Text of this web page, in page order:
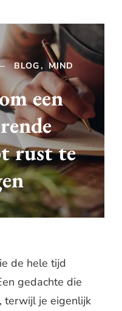
BLOG MIND
een
rust te
de hele tijd
gedachte die
terwijl je eigenlijk